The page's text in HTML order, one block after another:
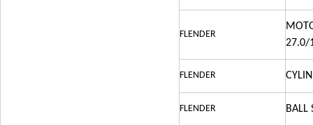
FLENDER
27.0/
FLENDER
FLENDER BALL